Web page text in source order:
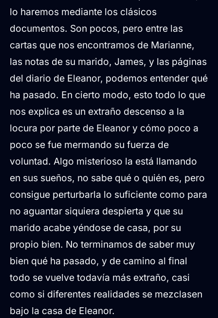
lo haremos mediante los clásicos
documentos. Son pocos, pero entre las
cartas que nos encontramos de Marianne,
las notas de su marido, James, y las páginas
del diario de Eleanor, podemos entender qué
ha pasado. En cierto modo, esto todo lo que
nos explica es un extraño descenso a la
locura por parte de Eleanor y cómo poco a
poco se fue mermando su fuerza de
voluntad. Algo misterioso la está llamando
en sus sueños, no sabe qué o quién es, pero
consigue perturbarla lo suficiente como para
no aguantar siquiera despierta y que su
marido acabe yéndose de casa, por su
propio bien. No terminamos de saber muy
bien qué ha pasado, y de camino al final
todo se vuelve todavía más extraño, casi
como si diferentes realidades se mezclasen
bajo la casa de Eleanor.